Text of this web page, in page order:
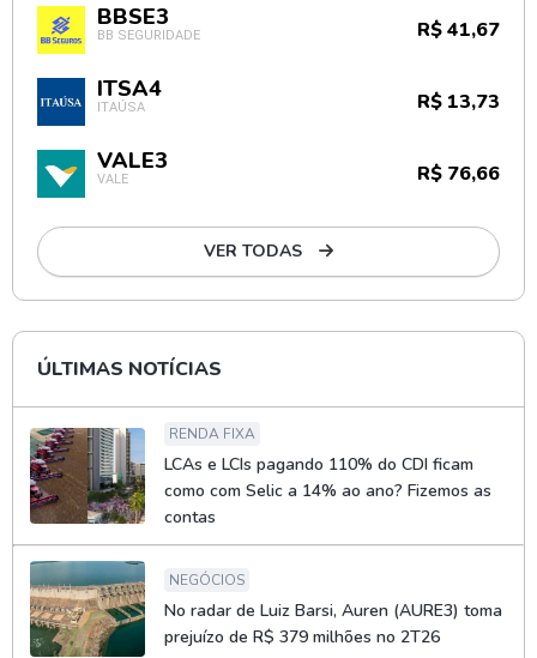
BBSE3
BB SEGURIDADE R$ 41,67
ITSA4
ITAÚSA R$ 13,73
VALE3
VALE R$ 76,66
VER TODAS
ÚLTIMAS NOTÍCIAS
RENDA FIXA
LCAs e LCIs pagando 110% do CDI ficam
como com Selic a 14% ao ano? Fizemos as
contas
NEGÓCIOS
No radar de Luiz Barsi, Auren (AURE3) toma
prejuízo de R$ 379 milhões no 2T26